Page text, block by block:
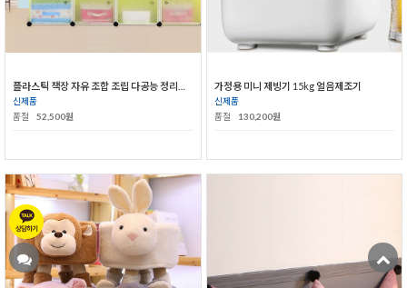
신제품
품절
52,500원
가정용 미니 제빙기 15kg 얼음제조기
신제품
품절
130,200원